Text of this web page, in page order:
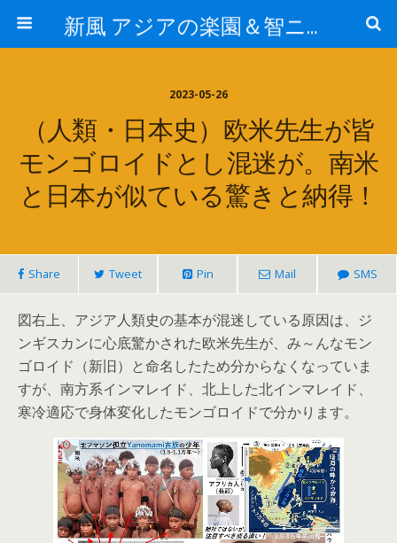
新風 アジアの楽園＆智ニア来富
2023-05-26
（人類・日本史）欧米先生が皆
モンゴロイドとし混迷が。南米
と日本が似ている驚きと納得！
Share Tweet Pin Mail SMS
図右上、アジア人類史の基本が混迷している原因は、ジ
ンギスカンに心底驚かされた欧米先生が、み～んなモン
ゴロイド（新旧）と命名したため分からなくなっていま
すが、南方系インマレイド、北上した北インマレイド、
寒冷適応で身体変化したモンゴロイドで分かります。